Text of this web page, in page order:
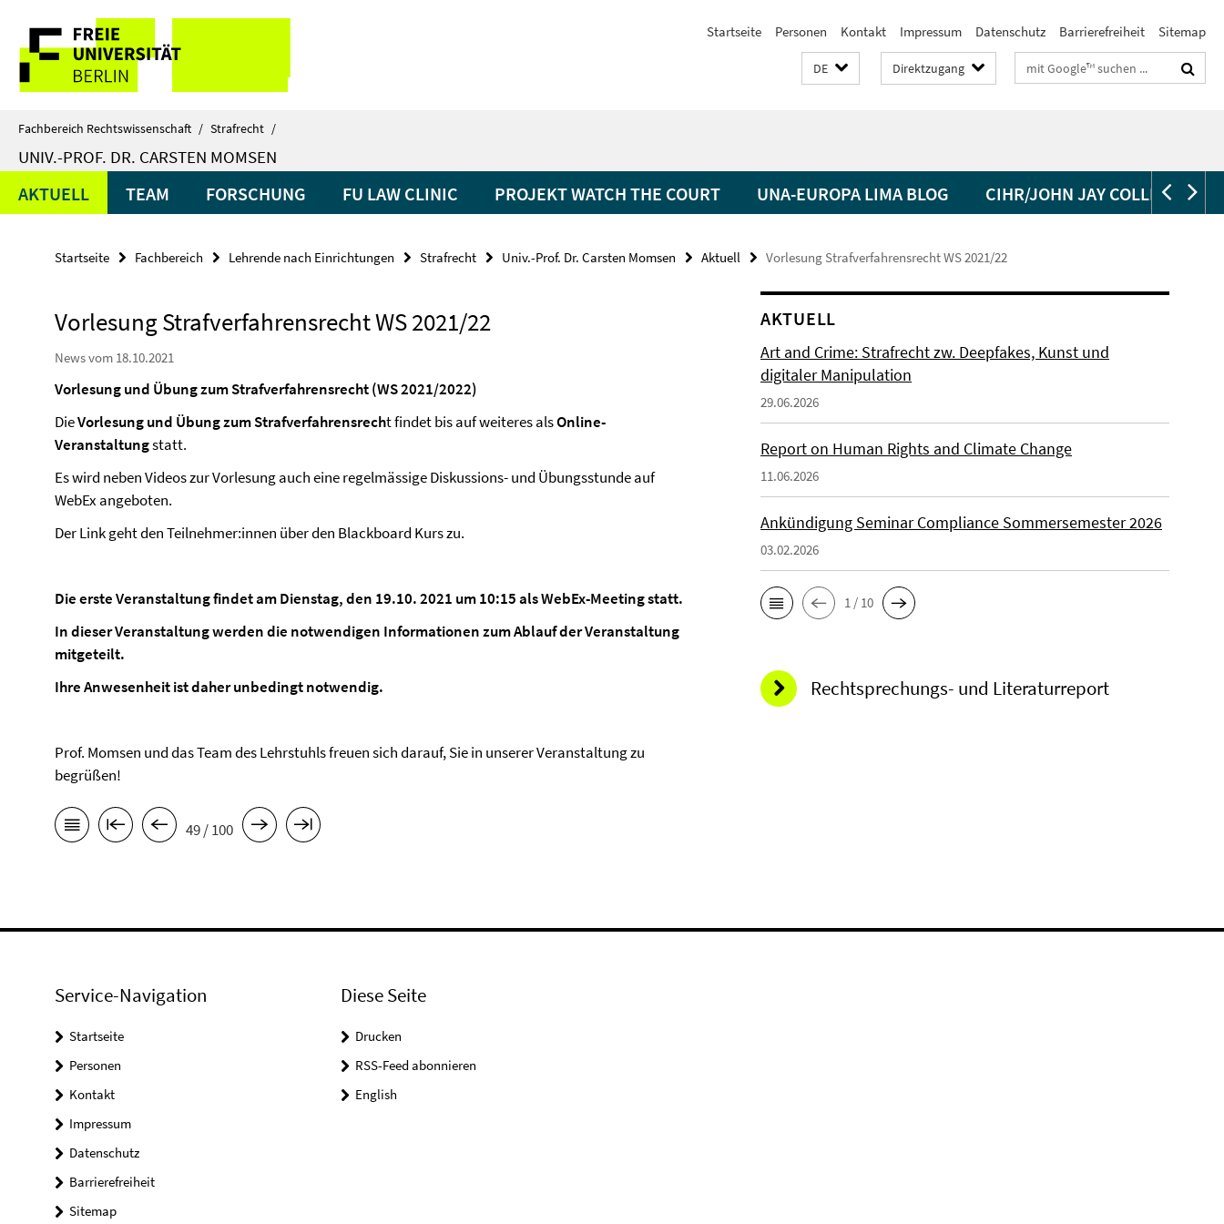
direkt
Inhalt
Service-
Navigation
Startseite Personen Kontakt Impressum Datenschutz Barrierefreiheit Sitemap
DE Direktzugang Suchbegriffe
Fachbereich Rechtswissenschaft / Strafrecht /
UNIV.-PROF. DR. CARSTEN MOMSEN
AKTUELL TEAM FORSCHUNG FU LAW CLINIC PROJEKT WATCH THE COURT UNA-EUROPA LIMA BLOG CIHR/JOHN JAY COLLEGE/
Startseite Fachbereich Lehrende nach Einrichtungen Strafrecht Univ.-Prof. Dr. Carsten Momsen Aktuell Vorlesung Strafverfahrensrecht WS 2021/22
Vorlesung Strafverfahrensrecht WS 2021/22
News vom 18.10.2021
Vorlesung und Übung zum Strafverfahrensrecht (WS 2021/2022)
DieVorlesung und Übung zum Strafverfahrensrecht findet bis auf weiteres alsOnline-
Veranstaltungstatt.
Es wird neben Videos zur Vorlesung auch eine regelmässige Diskussions- und Übungsstunde auf
WebEx angeboten.
Der Link geht den Teilnehmer:innen über den Blackboard Kurs zu.
Die erste Veranstaltung findet am Dienstag, den 19.10. 2021 um 10:15 als WebEx-Meeting statt.
In dieser Veranstaltung werden die notwendigen Informationen zum Ablauf der Veranstaltung
mitgeteilt.
Ihre Anwesenheit ist daher unbedingt notwendig.
Prof. Momsen und das Team des Lehrstuhls freuen sich darauf, Sie in unserer Veranstaltung zu
begrüßen!
49 / 100
AKTUELL
Art and Crime: Strafrecht zw. Deepfakes, Kunst und
digitaler Manipulation
29.06.2026
Report on Human Rights and Climate Change
11.06.2026
Ankündigung Seminar Compliance Sommersemester 2026
03.02.2026
1 / 10
Rechtsprechungs- und Literaturreport
Service-Navigation
Startseite
Personen
Kontakt
Impressum
Datenschutz
Barrierefreiheit
Sitemap
Diese Seite
Drucken
RSS-Feed abonnieren
English